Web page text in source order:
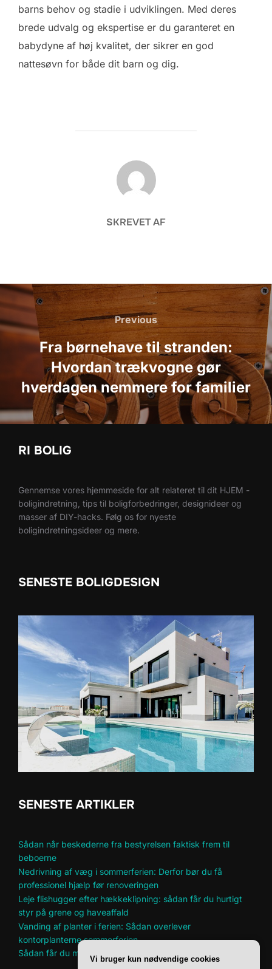
barns behov og stadie i udviklingen. Med deres
brede udvalg og ekspertise er du garanteret en
babydyne af høj kvalitet, der sikrer en god
nattesøvn for både dit barn og dig.
FORFATTER
SKREVET AF
Indlægsnavigation
Previous
Previous
Fra børnehave til stranden:
Hvordan trækvogne gør
hverdagen nemmere for familier
RI BOLIG
Gennemse vores hjemmeside for alt relateret til dit HJEM -
boligindretning, tips til boligforbedringer, designideer og
masser af DIY-hacks. Følg os for nyeste
boligindretningsideer og mere.
SENESTE BOLIGDESIGN
SENESTE ARTIKLER
Sådan når beskederne fra bestyrelsen faktisk frem til
beboerne
Nedrivning af væg i sommerferien: Derfor bør du få
professionel hjælp før renoveringen
Leje flishugger efter hækkeklipning: sådan får du hurtigt
styr på grene og haveaffald
Vanding af planter i ferien: Sådan overlever
kontorplanterne sommerferien
Sådan får du mere plads til hobbyer i et lille hjem
Vi bruger kun nødvendige cookies